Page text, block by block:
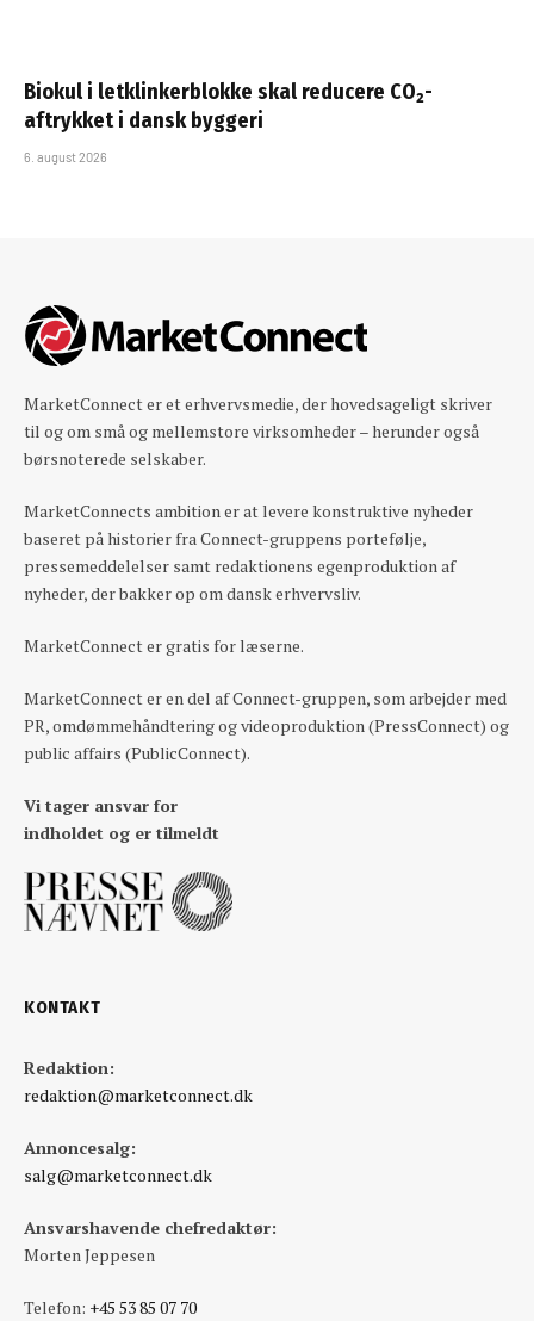
Biokul i letklinkerblokke skal reducere CO₂-
aftrykket i dansk byggeri
6. august 2026
MarketConnect er et erhvervsmedie, der hovedsageligt skriver
til og om små og mellemstore virksomheder – herunder også
børsnoterede selskaber.
MarketConnects ambition er at levere konstruktive nyheder
baseret på historier fra Connect-gruppens portefølje,
pressemeddelelser samt redaktionens egenproduktion af
nyheder, der bakker op om dansk erhvervsliv.
MarketConnect er gratis for læserne.
MarketConnect er en del af Connect-gruppen, som arbejder med
PR, omdømmehåndtering og videoproduktion (PressConnect) og
public affairs (PublicConnect).
Vi tager ansvar for
indholdet og er tilmeldt
KONTAKT
Redaktion:
redaktion@marketconnect.dk
Annoncesalg:
salg@marketconnect.dk
Ansvarshavende chefredaktør:
Morten Jeppesen
Telefon: +45 53 85 07 70